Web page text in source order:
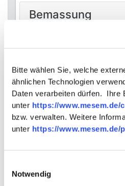
Bitte wählen Sie, welche
ähnlichen Technologien
Daten verarbeiten dürfen. Ihre
unter https://www.mesem.de/
bzw. verwalten. Weitere
unter https://www.mesem.de/
Notwendig
Bemassung
Gesamttiefe
ca. 60 cm
Gesamthöhe
ca. 80 cm
Sitzhöhe